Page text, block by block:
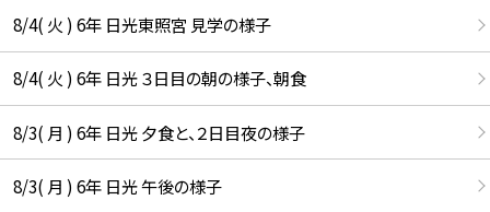
8/4( 火 ) 6年 日光東照宮 見学の様子
8/4( 火 ) 6年 日光 ３日目の朝の様子、朝食
8/3( 月 ) 6年 日光 夕食と、２日目夜の様子
8/3( 月 ) 6年 日光 午後の様子